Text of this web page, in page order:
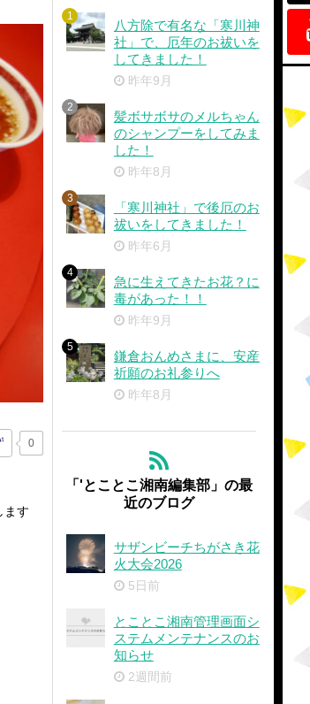
0
ます
1
八方除で有名な「寒川神
社」で、厄年のお祓いを
してきました！
昨年9月
2
髪ボサボサのメルちゃん
のシャンプーをしてみま
した！
昨年8月
3
「寒川神社」で後厄のお
祓いをしてきました！
昨年6月
4
急に生えてきたお花？に
毒があった！！
昨年9月
5
鎌倉おんめさまに、安産
祈願のお礼参りへ
昨年8月
「'とことこ湘南編集部」の最
近のブログ
サザンビーチちがさき花
火大会2026
5日前
とことこ湘南管理画面シ
ステムメンテナンスのお
知らせ
2週間前